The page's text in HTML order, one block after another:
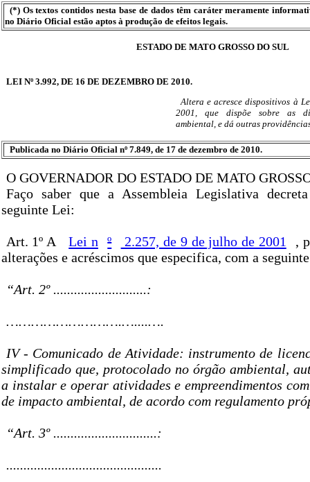
(*) Os textos contidos nesta base de dados têm caráter meramente
no Diário Oficial estão aptos à produção de efeitos legais.
ESTADO DE MATO GROSSO DO SUL
LEI Nº 3.992, DE 16 DE DEZEMBRO DE 2010.
Altera e acresce dispositivos à
2001, que dispõe sobre as
ambiental, e dá outras
Publicada no Diário Oficial nº 7.849, de 17 de dezembro de 2010.
O GOVERNADOR DO ESTADO DE MATO
Faço saber que a Assembleia Legislativa
seguinte Lei:
Art. 1º A Lei n º 2.257, de 9 de julho de 2001
,
alterações e acréscimos que especifica, com a
“Art. 2º ...........................:
……………………….…....….
IV - Comunicado de Atividade: instrumento de
simplificado que, protocolado no órgão ambiental,
a instalar e operar atividades e empreendimentos
de impacto ambiental, de acordo com regulamento
“Art. 3º ..............................:
.............................................